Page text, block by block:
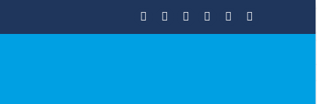
Facebook
Twitter
için
Youtube
için
Instagram
Hakkında
Mail
ile
Whatsapp
Hakkında